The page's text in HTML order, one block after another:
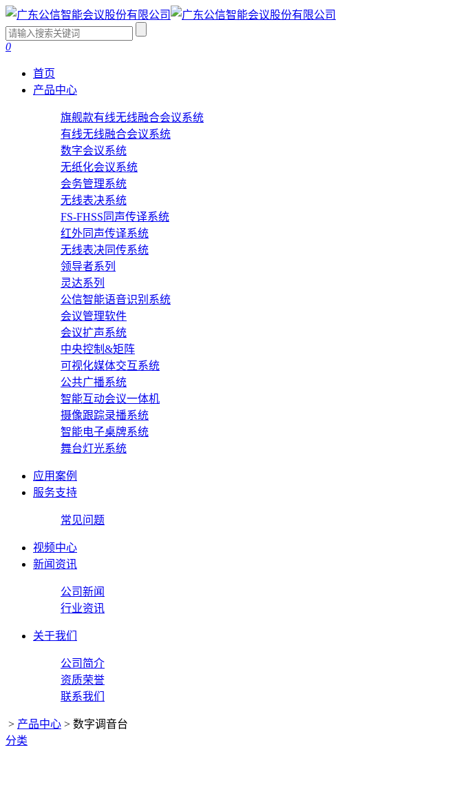
0
首页
产品中心
旗舰款有线无线融合会议系统
有线无线融合会议系统
数字会议系统
无纸化会议系统
会务管理系统
无线表决系统
FS-FHSS同声传译系统
红外同声传译系统
无线表决同传系统
领导者系列
灵达系列
公信智能语音识别系统
会议管理软件
会议扩声系统
中央控制&矩阵
可视化媒体交互系统
公共广播系统
智能互动会议一体机
摄像跟踪录播系统
智能电子桌牌系统
舞台灯光系统
应用案例
服务支持
常见问题
视频中心
新闻资讯
公司新闻
行业资讯
关于我们
公司简介
资质荣誉
联系我们
> 产品中心 > 数字调音台
分类